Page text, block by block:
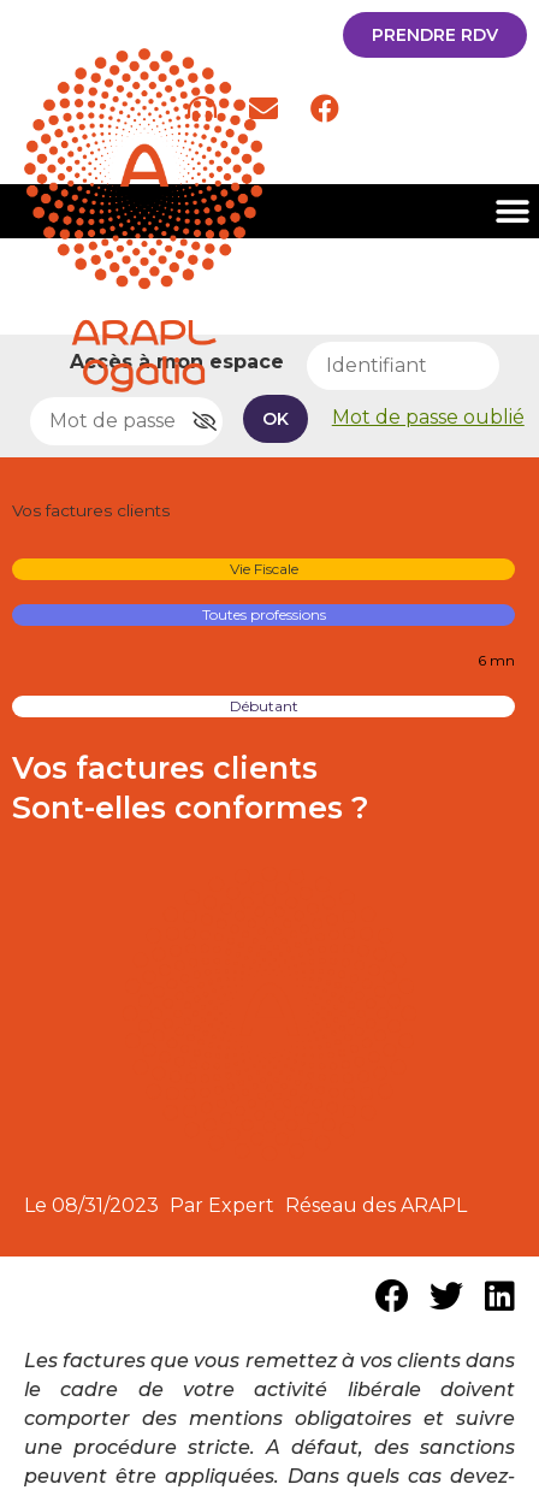
PRENDRE RDV
Accès à mon espace
OK Mot de passe oublié
Vos factures clients
Vie Fiscale
Toutes professions
6 mn
Débutant
Vos factures clients
Sont-elles conformes ?
Le 08/31/2023 Par Expert Réseau des ARAPL
Les factures que vous remettez à vos clients dans
le cadre de votre activité libérale doivent
comporter des mentions obligatoires et suivre
une procédure stricte. A défaut, des sanctions
peuvent être appliquées. Dans quels cas devez-